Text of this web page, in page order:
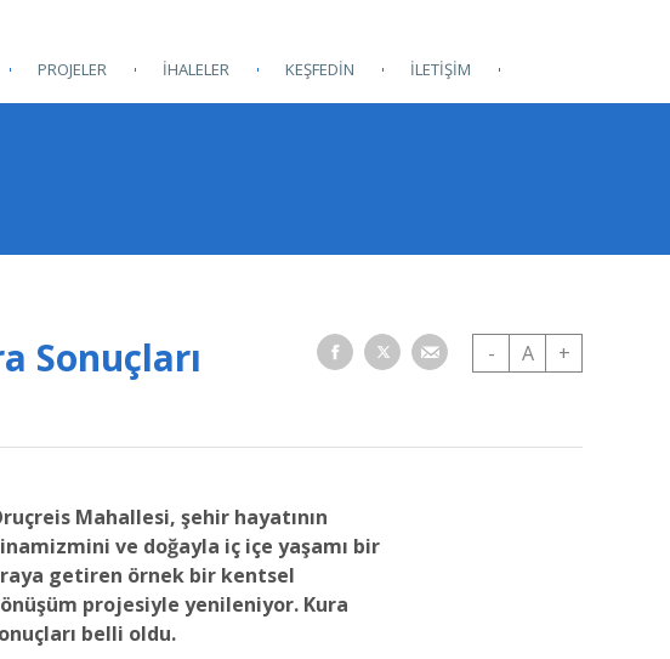
PROJELER İHALELER KEŞFEDİN İLETİŞİM
Sonuçları
- A +
Mahallesi, şehir hayatının
ve doğayla iç içe yaşamı bir
getiren örnek bir kentsel
projesiyle yenileniyor. Kura
belli oldu.